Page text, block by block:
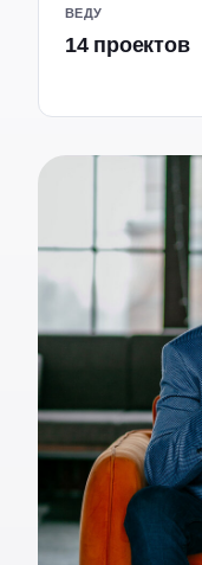
ВЕДУ
14 проектов